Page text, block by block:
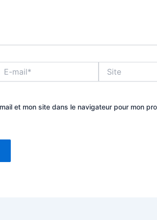
et mon site dans le navigateur pour mon